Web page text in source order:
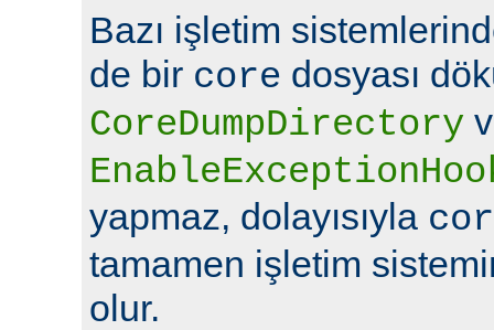
Bazı işletim
de bir core dosyası
CoreDumpDirectory
yapmaz, dolayısıyla
tamamen işletim
olur.